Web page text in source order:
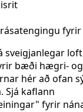
sveigjanlegar
bæði hægri-
hér að ofan
Sjá kaflann
fyrir